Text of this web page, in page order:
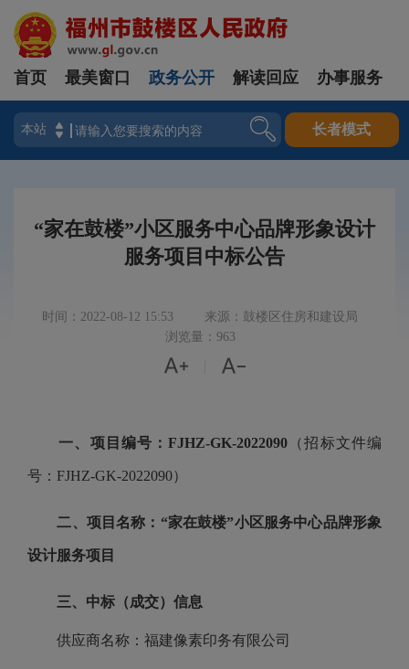
登录
首页 最美窗口 政务公开 解读回应 办事服务
长者模式
“家在鼓楼”小区服务中心品牌形象设计
服务项目中标公告
时间：2022-08-12 15:53
来源：鼓楼区住房和建设局
浏览量：963
 
一、项目编号：FJHZ-GK-2022090 （招标文件编
号： FJHZ-GK-2022090）
二、项目名称： “家在鼓楼”小区服务中心品牌形象
设计服务项目
三、中标（成交）信息
供应商名称：福建像素印务有限公司